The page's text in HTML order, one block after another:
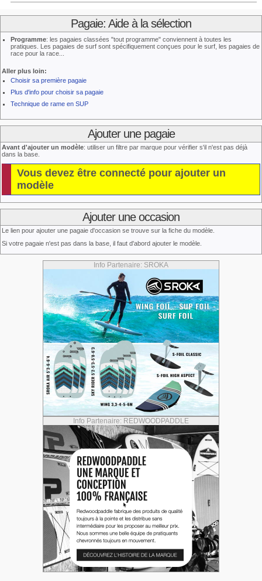
Pagaie: Aide à la sélection
Programme: les pagaies classées "tout programme" conviennent à toutes les
pratiques. Les pagaies de surf sont spécifiquement conçues pour le surf, les pagaies de
race pour la race...
Aller plus loin:
Choisir sa première pagaie
Plus d'info pour choisir sa pagaie
Technique de rame en SUP
Ajouter une pagaie
Avant d'ajouter un modèle: utiliser un filtre par marque pour vérifier s'il n'est pas déjà
dans la base.
Vous devez être connecté pour ajouter un
modèle
Ajouter une occasion
Le lien pour ajouter une pagaie d'occasion se trouve sur la fiche du modèle.
Si votre pagaie n'est pas dans la base, il faut d'abord ajouter le modèle.
Info Partenaire: SROKA
Info Partenaire: REDWOODPADDLE